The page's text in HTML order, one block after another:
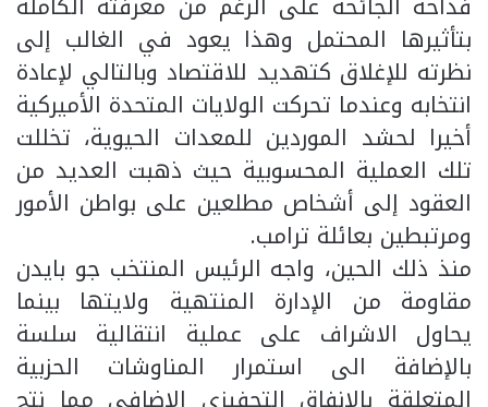
بتأثيرها المحتمل وهذا يعود في الغالب إلى
نظرته للإغلاق كتهديد للاقتصاد وبالتالي لإعادة
انتخابه وعندما تحركت الولايات المتحدة الأميركية
أخيرا لحشد الموردين للمعدات الحيوية، تخللت
تلك العملية المحسوبية حيث ذهبت العديد من
العقود إلى أشخاص مطلعين على بواطن الأمور
ومرتبطين بعائلة ترامب.
منذ ذلك الحين، واجه الرئيس المنتخب جو بايدن
مقاومة من الإدارة المنتهية ولايتها بينما
يحاول الاشراف على عملية انتقالية سلسة
بالإضافة الى استمرار المناوشات الحزبية